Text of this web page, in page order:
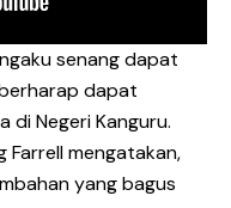
senang dapat
dapat
di Negeri Kanguru.
Farrell mengatakan,
yang bagus